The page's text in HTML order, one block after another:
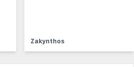
Zakynthos